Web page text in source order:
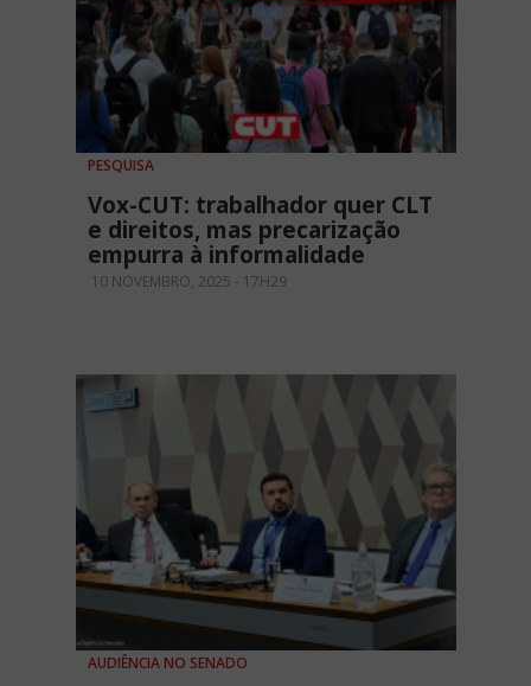
PESQUISA
Vox-CUT: trabalhador quer CLT
e direitos, mas precarização
empurra à informalidade
10 NOVEMBRO, 2025 - 17H29
AUDIÊNCIA NO SENADO